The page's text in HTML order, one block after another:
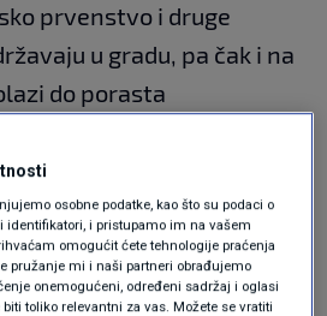
prvenstvo i druge
u gradu, pa čak i na
do porasta
kako bi se
njihova ljubav prema
da je krivotvorena
navodi CBC.
osobne podatke, kao što su podaci o
i pristupamo im na vašem
omogućit ćete tehnologije praćenja
pružanje mi i naši partneri obrađujemo
onemogućeni, određeni sadržaj i oglasi
toliko relevantni za vas. Možete se vratiti